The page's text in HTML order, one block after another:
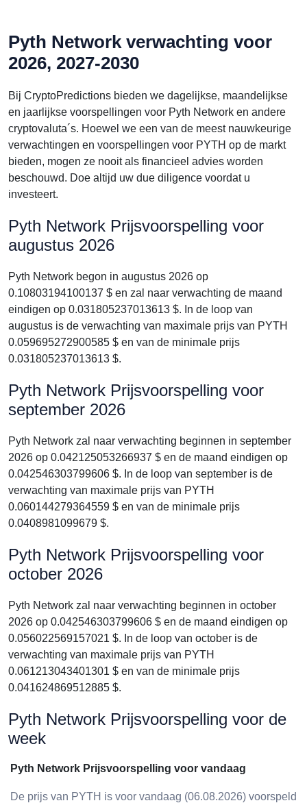
Pyth Network verwachting voor
2026, 2027-2030
Bij CryptoPredictions bieden we dagelijkse, maandelijkse
en jaarlijkse voorspellingen voor Pyth Network en andere
cryptovaluta´s. Hoewel we een van de meest nauwkeurige
verwachtingen en voorspellingen voor PYTH op de markt
bieden, mogen ze nooit als financieel advies worden
beschouwd. Doe altijd uw due diligence voordat u
investeert.
Pyth Network Prijsvoorspelling voor
augustus 2026
Pyth Network begon in augustus 2026 op
0.10803194100137 $ en zal naar verwachting de maand
eindigen op 0.031805237013613 $. In de loop van
augustus is de verwachting van maximale prijs van PYTH
0.059695272900585 $ en van de minimale prijs
0.031805237013613 $.
Pyth Network Prijsvoorspelling voor
september 2026
Pyth Network zal naar verwachting beginnen in september
2026 op 0.042125053266937 $ en de maand eindigen op
0.042546303799606 $. In de loop van september is de
verwachting van maximale prijs van PYTH
0.060144279364559 $ en van de minimale prijs
0.0408981099679 $.
Pyth Network Prijsvoorspelling voor
october 2026
Pyth Network zal naar verwachting beginnen in october
2026 op 0.042546303799606 $ en de maand eindigen op
0.056022569157021 $. In de loop van october is de
verwachting van maximale prijs van PYTH
0.061213043401301 $ en van de minimale prijs
0.041624869512885 $.
Pyth Network Prijsvoorspelling voor de
week
Pyth Network Prijsvoorspelling voor vandaag
De prijs van PYTH is voor vandaag (06.08.2026) voorspeld